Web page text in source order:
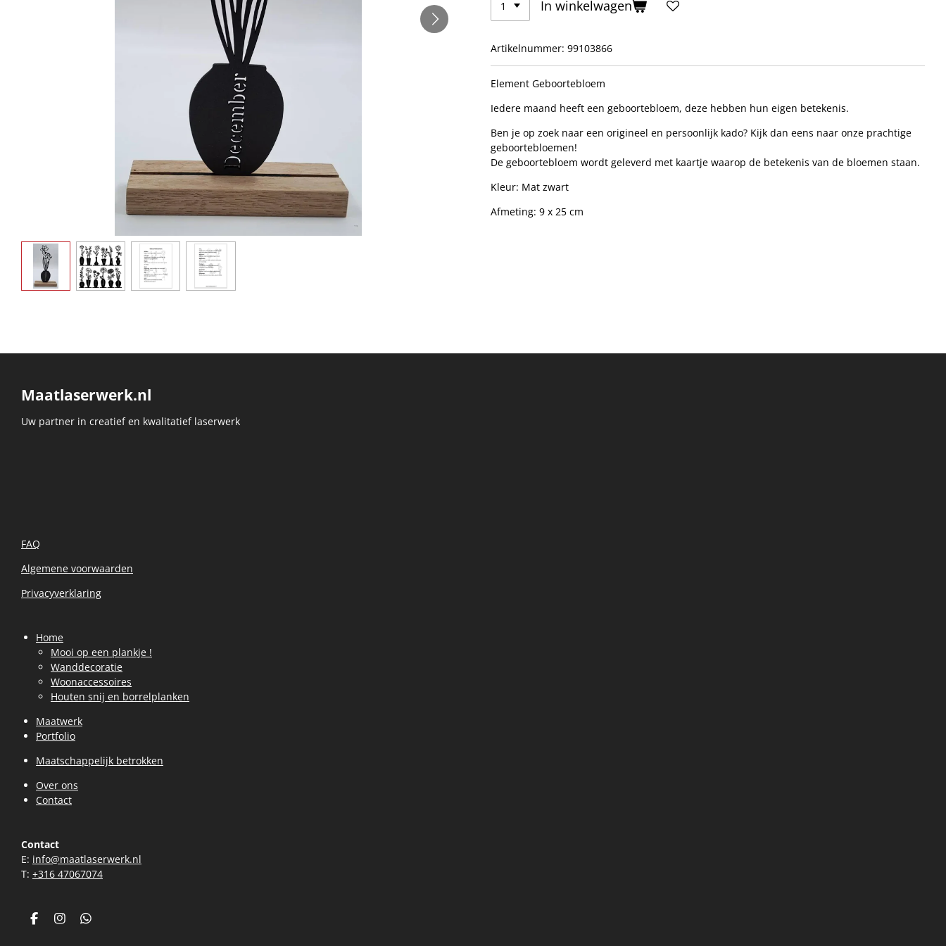
In winkelwagen
Artikelnummer: 99103866
Element Geboortebloem
Iedere maand heeft een geboortebloem, deze hebben hun eigen betekenis.
Ben je op zoek naar een origineel en persoonlijk kado? Kijk dan eens naar onze prachtige
geboortebloemen!
De geboortebloem wordt geleverd met kaartje waarop de betekenis van de bloemen staan.
Kleur: Mat zwart
Afmeting: 9 x 25 cm
Maatlaserwerk.nl
Uw partner in creatief en kwalitatief laserwerk
FAQ
Algemene voorwaarden
Privacyverklaring
Home
Mooi op een plankje !
Wanddecoratie
Woonaccessoires
Houten snij en borrelplanken
Maatwerk
Portfolio
Maatschappelijk betrokken
Over ons
Contact
Contact
E: info@maatlaserwerk.nl
T: +316 47067074
F
I
W